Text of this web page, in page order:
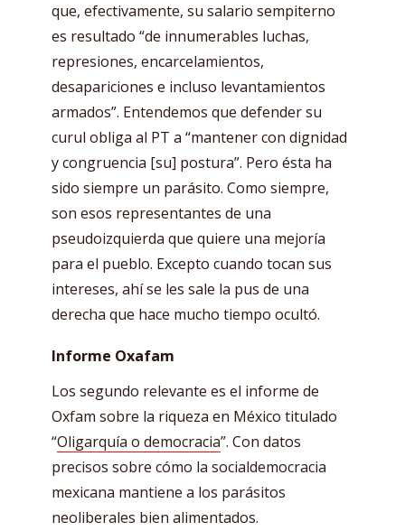
que, efectivamente, su salario sempiterno
es resultado “de innumerables luchas,
represiones, encarcelamientos,
desapariciones e incluso levantamientos
armados”. Entendemos que defender su
curul obliga al PT a “mantener con dignidad
y congruencia [su] postura”. Pero ésta ha
sido siempre un parásito. Como siempre,
son esos representantes de una
pseudoizquierda que quiere una mejoría
para el pueblo. Excepto cuando tocan sus
intereses, ahí se les sale la pus de una
derecha que hace mucho tiempo ocultó.
Informe Oxafam
Los segundo relevante es el informe de
Oxfam sobre la riqueza en México titulado
“Oligarquía o democracia”. Con datos
precisos sobre cómo la socialdemocracia
mexicana mantiene a los parásitos
neoliberales bien alimentados.